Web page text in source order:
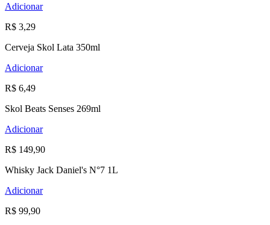
Adicionar
R$ 3,29
Cerveja Skol Lata 350ml
Adicionar
R$ 6,49
Skol Beats Senses 269ml
Adicionar
R$ 149,90
Whisky Jack Daniel's N°7 1L
Adicionar
R$ 99,90